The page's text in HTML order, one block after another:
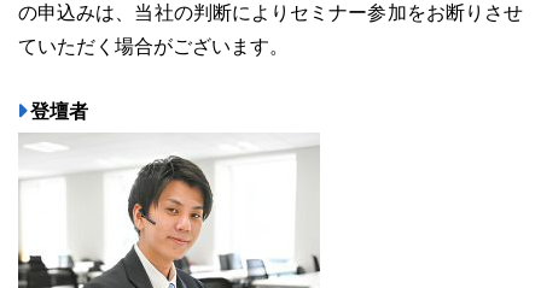
の申込みは、当社の判断によりセミナー参加をお断りさせ
ていただく場合がございます。
登壇者